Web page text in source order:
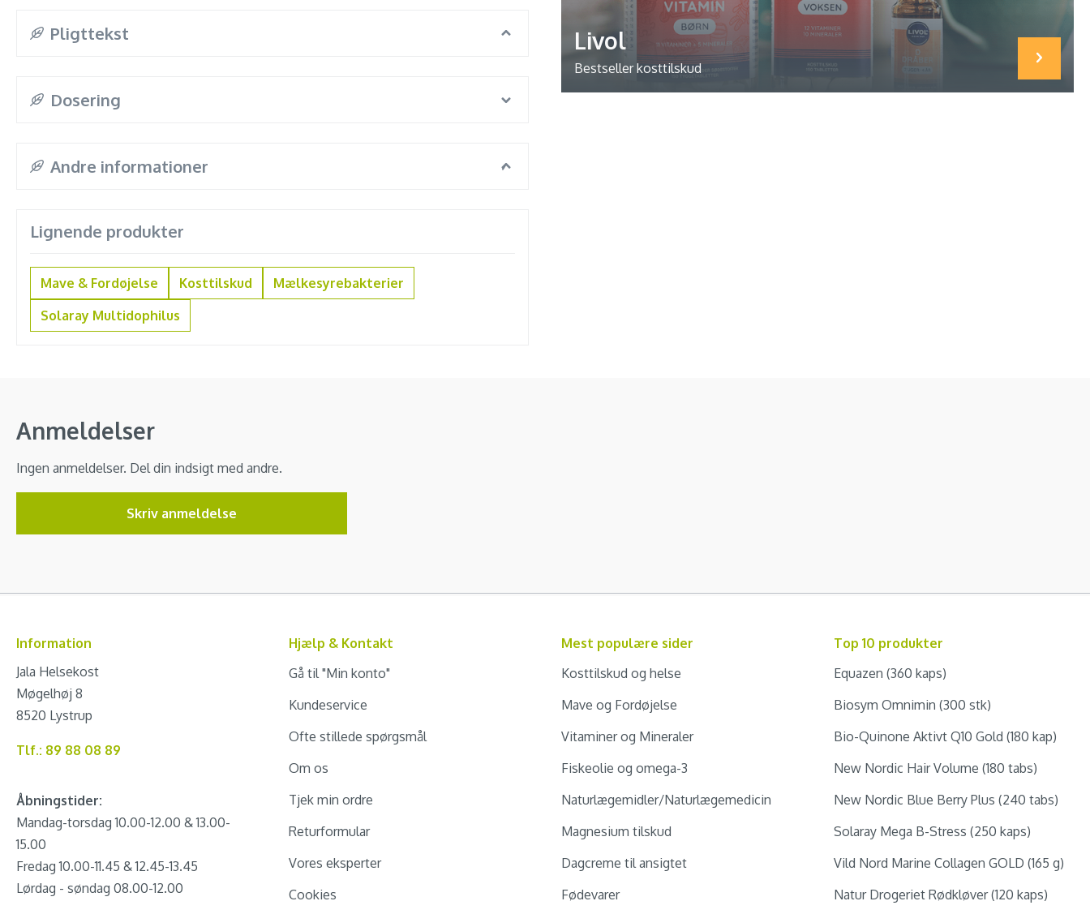
Pligttekst
Dosering
Andre informationer
Lignende produkter
Mave & Fordøjelse Kosttilskud
Mælkesyrebakterier
Solaray Multidophilus
Livol
Bestseller kosttilskud
Anmeldelser
Ingen anmeldelser. Del din indsigt med andre.
Skriv anmeldelse
Information
Jala Helsekost
Møgelhøj 8
8520 Lystrup
Tlf.: 89 88 08 89
Åbningstider:
Mandag-torsdag 10.00-12.00 & 13.00-
15.00
Fredag 10.00-11.45 & 12.45-13.45
Lørdag - søndag 08.00-12.00
Hjælp & Kontakt
Gå til "Min konto"
Kundeservice
Ofte stillede spørgsmål
Om os
Tjek min ordre
Returformular
Vores eksperter
Cookies
Mest populære sider
Kosttilskud og helse
Mave og Fordøjelse
Vitaminer og Mineraler
Fiskeolie og omega-3
Naturlægemidler/Naturlægemedicin
Magnesium tilskud
Dagcreme til ansigtet
Fødevarer
Top 10 produkter
Equazen (360 kaps)
Biosym Omnimin (300 stk)
Bio-Quinone Aktivt Q10 Gold (180 kap)
New Nordic Hair Volume (180 tabs)
New Nordic Blue Berry Plus (240 tabs)
Solaray Mega B-Stress (250 kaps)
Vild Nord Marine Collagen GOLD (165 g)
Natur Drogeriet Rødkløver (120 kaps)